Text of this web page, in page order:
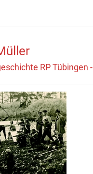
RP Tübingen -